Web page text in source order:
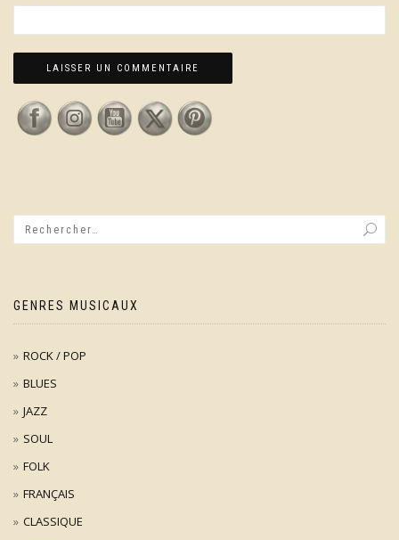
GENRES MUSICAUX
ROCK / POP
BLUES
JAZZ
SOUL
FOLK
FRANÇAIS
CLASSIQUE